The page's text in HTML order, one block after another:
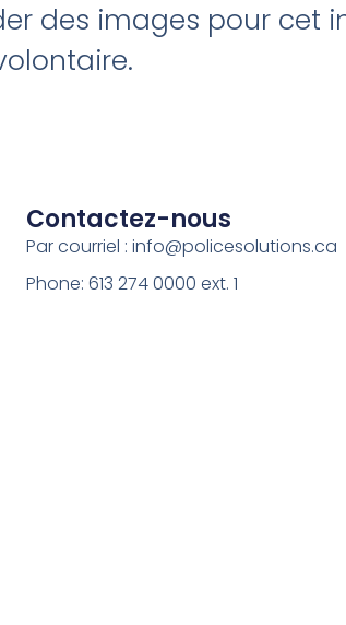
des images pour cet
Contactez-nous
Par courriel :info@policesolutions.ca
Phone: 613 274 0000 ext. 1